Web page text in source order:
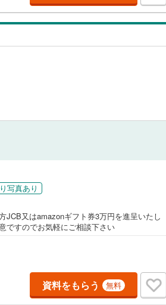
写真あり
又はamazonギフト券3万円を進呈いたし
ですのでお気軽にご相談下さい
資料をもらう 無料